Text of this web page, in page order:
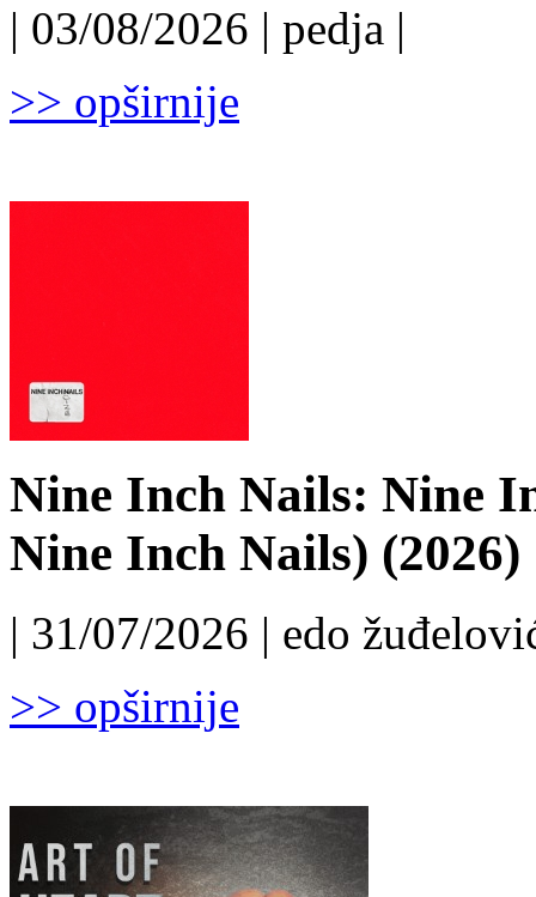
| 03/08/2026 | pedja |
>> opširnije
Nine Inch Nails: Nine
Nine Inch Nails) (2026)
| 31/07/2026 | edo
>> opširnije